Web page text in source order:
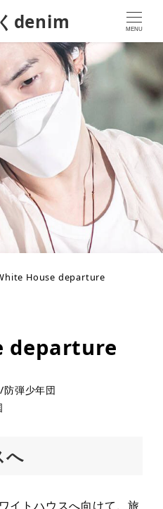
denim MENU
House departure
departure
ー
防弾少年団
へ
イトハウスへ向けて、旅